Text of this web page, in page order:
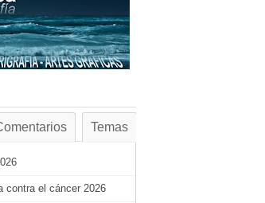
Temas
contra el cáncer 2026